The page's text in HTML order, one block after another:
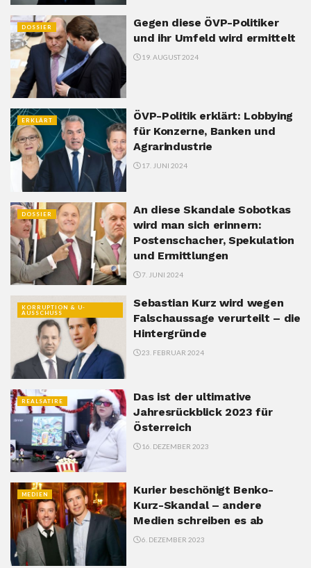
DOSSIER
Gegen diese ÖVP-Politiker
und ihr Umfeld wird ermittelt
19. AUGUST 2024
ERKLÄRT
ÖVP-Politik erklärt: Lobbying
für Konzerne, Banken und
Agrarindustrie
17. JUNI 2024
DOSSIER
An diese Skandale Sobotkas
wird man sich erinnern:
Postenschacher, Spekulation
und Ermittlungen
7. JUNI 2024
KORRUPTION & U-
AUSSCHUSS
Sebastian Kurz wird wegen
Falschaussage verurteilt – die
Hintergründe
23. FEBRUAR 2024
REALSATIRE
Das ist der ultimative
Jahresrückblick 2023 für
Österreich
16. DEZEMBER 2023
MEDIEN
Kurier beschönigt Benko-
Kurz-Skandal – andere
Medien schreiben es ab
6. DEZEMBER 2023